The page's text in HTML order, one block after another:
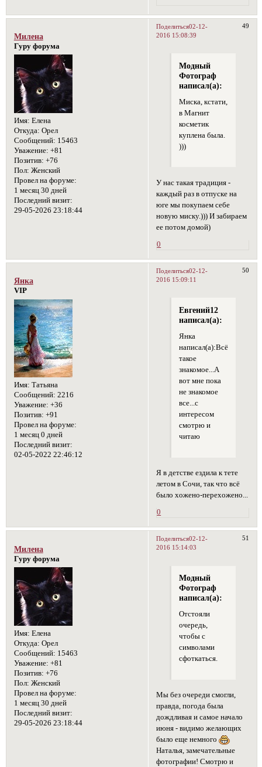
Поделиться 49
02-12-
2016 15:08:39
Милена
Гуру форума
Имя: Елена
Откуда: Орел
Сообщений: 15463
Уважение: +81
Позитив: +76
Пол: Женский
Провел на форуме:
1 месяц 30 дней
Последний визит:
29-05-2026 23:18:44
Модный
Фотограф
написал(а):
Миска, кстати,
в Магнит
косметик
куплена была.
)))
У нас такая традиция -
каждый раз в отпуске на
юге мы покупаем себе
новую миску.))) И забираем
ее потом домой)
0
Поделиться 50
02-12-
2016 15:09:11
Янка
VIP
Имя: Татьяна
Сообщений: 2216
Уважение: +36
Позитив: +91
Провел на форуме:
1 месяц 0 дней
Последний визит:
02-05-2022 22:46:12
Евгений12
написал(а):
Янка
написал(а):Всё
такое
знакомое...А
вот мне пока
не знакомое
все...с
интересом
смотрю и
читаю
Я в детстве ездила к тете
летом в Сочи, так что всё
было хожено-перехожено...
0
Поделиться 51
02-12-
2016 15:14:03
Милена
Гуру форума
Имя: Елена
Откуда: Орел
Сообщений: 15463
Уважение: +81
Позитив: +76
Пол: Женский
Провел на форуме:
1 месяц 30 дней
Последний визит:
29-05-2026 23:18:44
Модный
Фотограф
написал(а):
Отстояли
очередь,
чтобы с
символами
сфоткаться.
Мы без очереди смогли,
правда, погода была
дождливая и самое начало
июня - видимо желающих
было еще немного
Наталья, замечательные
фотографии! Смотрю и